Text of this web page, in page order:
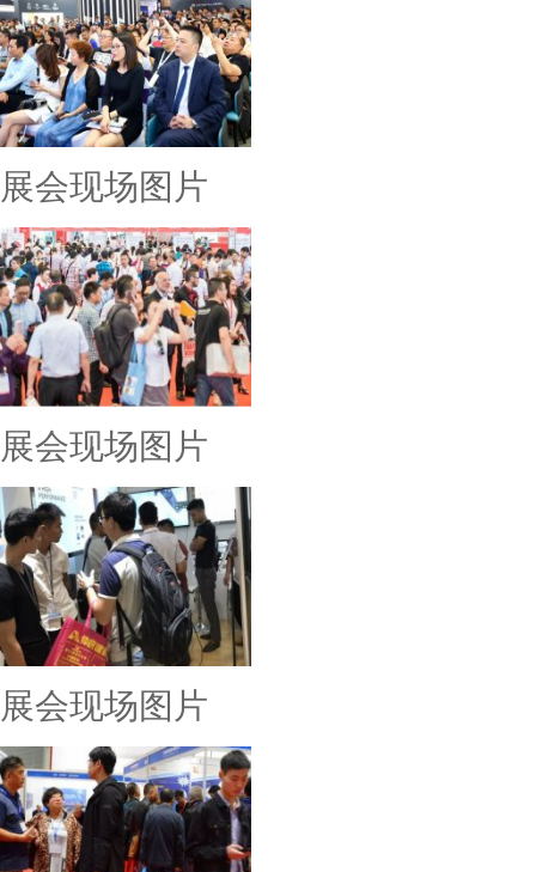
展会现场图片
展会现场图片
展会现场图片